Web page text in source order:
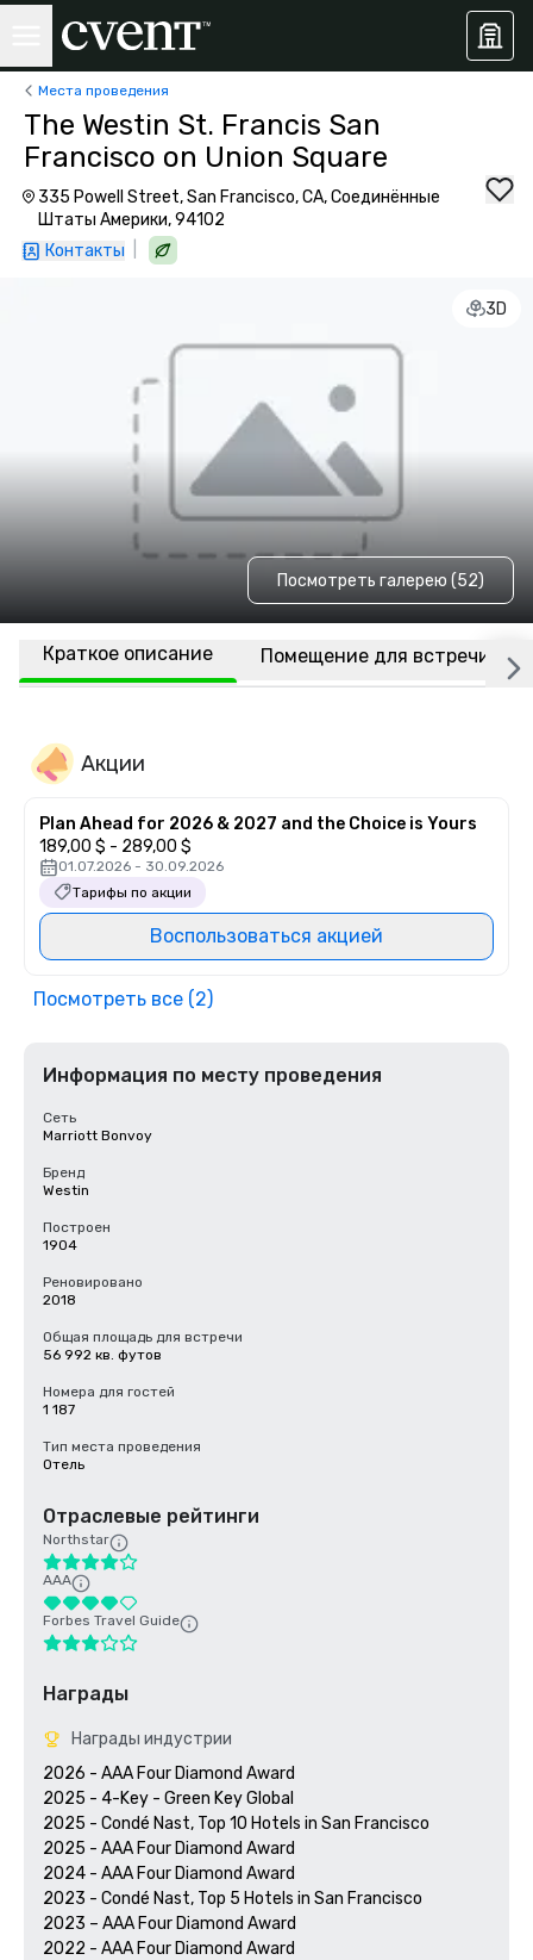
Места проведения
The Westin St. Francis San
Francisco on Union Square
335 Powell Street, San Francisco, CA, Соединённые
Штаты Америки, 94102
Контакты
3D
Посмотреть галерею (52)
Краткое описание Помещение для встречи
Акции
Plan Ahead for 2026 & 2027 and the Choice is Yours
189,00 $ - 289,00 $
01.07.2026 - 30.09.2026
Тарифы по акции
Воспользоваться акцией
Посмотреть все (2)
Информация по месту проведения
Сеть
Marriott Bonvoy
Бренд
Westin
Построен
1904
Реновировано
2018
Общая площадь для встречи
56 992 кв. футов
Номера для гостей
1 187
Тип места проведения
Отель
Отраслевые рейтинги
Northstar
AAA
Forbes Travel Guide
Награды
Награды индустрии
2026 - AAA Four Diamond Award
2025 - 4-Key - Green Key Global
2025 - Condé Nast, Top 10 Hotels in San Francisco
2025 - AAA Four Diamond Award
2024 - AAA Four Diamond Award
2023 - Condé Nast, Top 5 Hotels in San Francisco
2023 – AAA Four Diamond Award
2022 - AAA Four Diamond Award